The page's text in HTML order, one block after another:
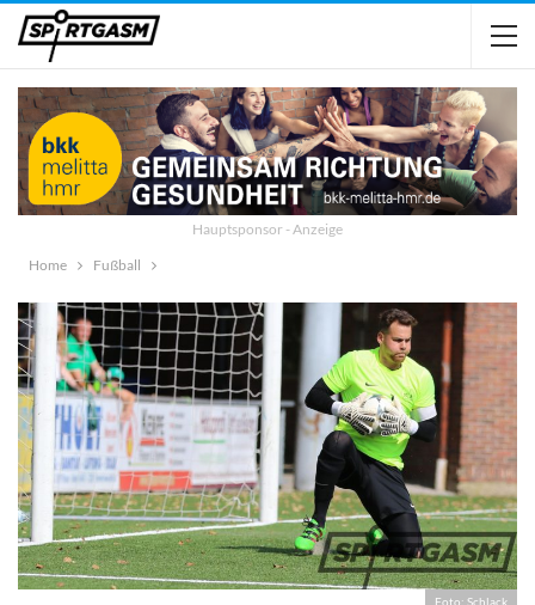
Hauptsponsor - Anzeige
Home
Fußball
Foto: Schlack